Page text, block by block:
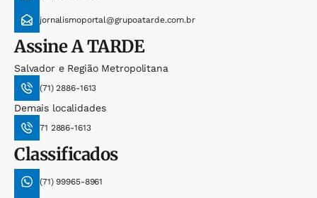
jornalismoportal@grupoatarde.com.br
AssineA TARDE
Salvador e Região Metropolitana
(71) 2886-1613
Demais localidades
71 2886-1613
Classificados
(71) 99965-8961